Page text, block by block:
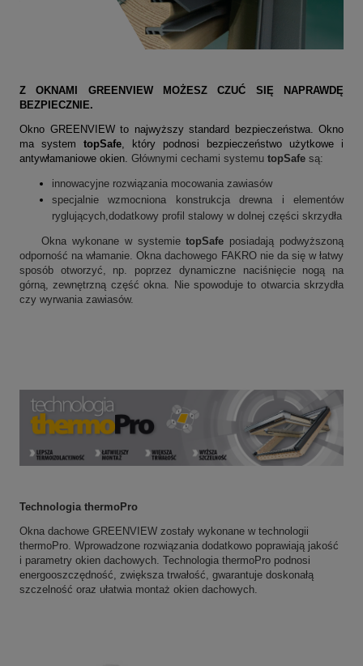
Z OKNAMI GREENVIEW MOŻESZ CZUĆ SIĘ NAPRAWDĘ
BEZPIECZNIE.
Okno GREENVIEW to najwyższy standard bezpieczeństwa. Okno
ma system topSafe , który podnosi bezpieczeństwo użytkowe i
antywłamaniowe okien. Głównymi cechami systemu topSafe są:
innowacyjne rozwiązania mocowania zawiasów
specjalnie wzmocniona konstrukcja drewna i elementów
ryglujących,dodatkowy profil stalowy w dolnej części skrzydła
Okna wykonane w systemietopSafe posiadają podwyższoną
odporność na włamanie. Okna dachowego FAKRO nie da się w łatwy
sposób otworzyć, np. poprzez dynamiczne naciśnięcie nogą na
górną, zewnętrzną część okna. Nie spowoduje to otwarcia skrzydła
czy wyrwania zawiasów.
Technologia thermoPro
Okna dachowe GREENVIEW zostały wykonane w technologii
thermoPro. Wprowadzone rozwiązania dodatkowo poprawiają jakość
i parametry okien dachowych. Technologia thermoPro podnosi
energooszczędność, zwiększa trwałość, gwarantuje doskonałą
szczelność oraz ułatwia montaż okien dachowych.